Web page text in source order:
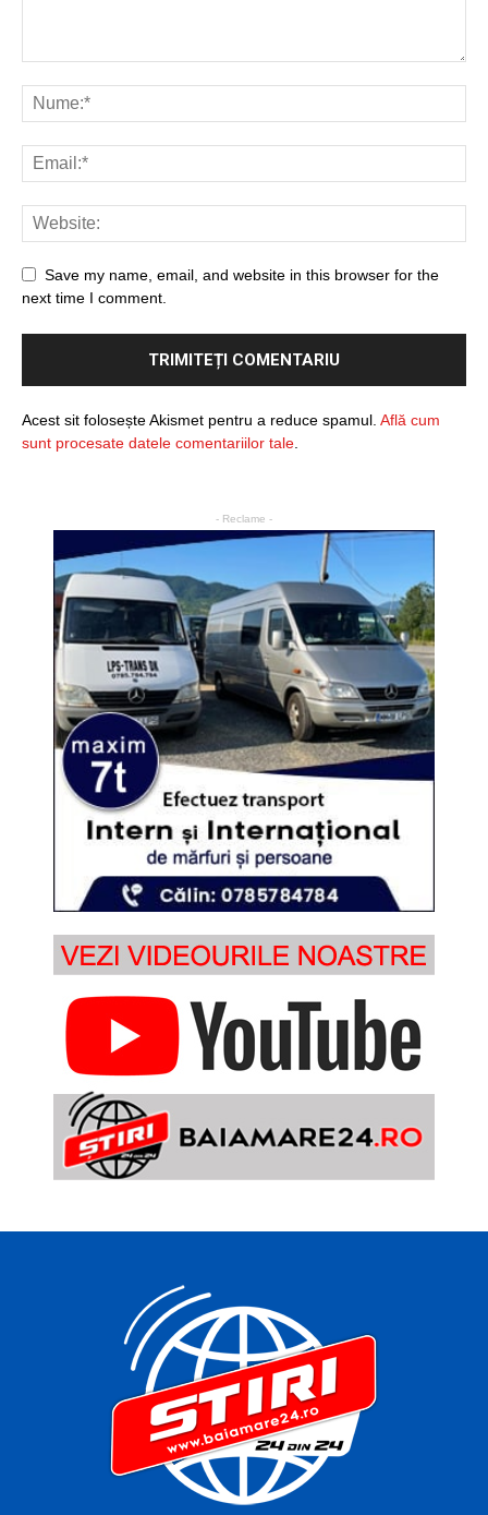
Save my name, email, and website in this browser for the
next time I comment.
Acest sit folosește Akismet pentru a reduce spamul. Află cum
sunt procesate datele comentariilor tale
- Reclame -